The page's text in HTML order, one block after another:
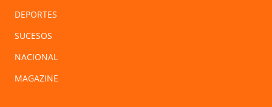
DEPORTES
SUCESOS
NACIONAL
MAGAZINE